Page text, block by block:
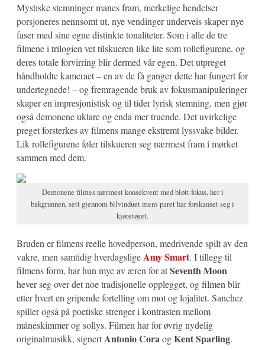
Mystiske stemninger manes fram, merkelige hendelser
porsjoneres nennsomt ut, nye vendinger underveis skaper nye
faser med sine egne distinkte tonaliteter. Som i alle de tre
filmene i trilogien vet tilskueren like lite som rollefigurene, og
deres totale forvirring blir dermed vår egen. Det utpreget
håndholdte kameraet – en av de få ganger dette har fungert for
undertegnede! – og fremragende bruk av fokusmanipuleringer
skaper en impresjonistisk og til tider lyrisk stemning, men gjør
også demonene uklare og enda mer truende. Det uvirkelige
preget forsterkes av filmens mange ekstremt lyssvake bilder.
Lik rollefigurene føler tilskueren seg nærmest fram i mørket
sammen med dem.
Demonene filmes nærmest konsekvent med bløtt fokus, her i
bakgrunnen, sett gjennom bilvinduet mens paret har forskanset seg i
kjøretøyet.
Bruden er filmens reelle hovedperson, medrivende spilt av den
vakre, men samtidig hverdagsligeAmy Smart. I tillegg til
filmens form, har hun mye av æren for atSeventh Moon
hever seg over det noe tradisjonelle opplegget, og filmen blir
etter hvert en gripende fortelling om mot og lojalitet. Sanchez
spiller også på poetiske strenger i kontrasten mellom
måneskimmer og sollys. Filmen har for øvrig nydelig
originalmusikk, signertAntonio CoraogKent Sparling.